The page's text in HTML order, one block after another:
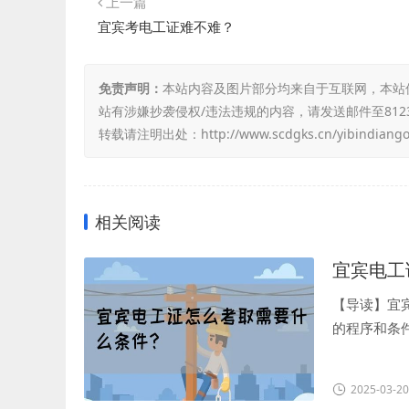
宜宾考电工证难不难？
免责声明： 本站内容及图片部分均来自于互联网，本
站有涉嫌抄袭侵权/违法违规的内容，请发送邮件至
转载请注明出处： http://www.scdgks.cn/
相关阅读
宜宾电
【导读】
的程序和条
2025-03-20